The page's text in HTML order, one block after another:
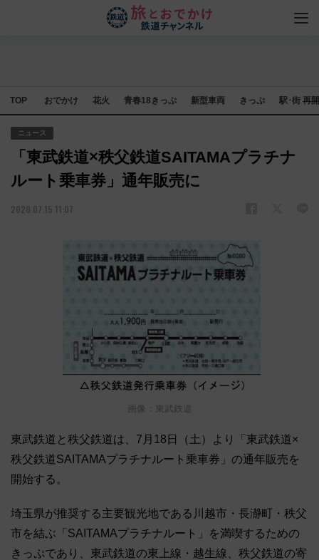
TOP おでかけ 花火 青春18きっぷ 新型車両 きっぷ 駅･街 再
ニュース
「東武鉄道×秩父鉄道SAITAMAプラチナ
ルート乗車券」通年販売に
2020.07.15 11:07
画像：東武鉄道
東武鉄道と秩父鉄道は、7月18日（土）より「東武鉄道×
秩父鉄道SAITAMAプラチナルート乗車券」の通年販売を
開始する。
埼玉県が推奨する主要観光地である川越市・長瀞町・秩父
市を結ぶ「SAITAMAプラチナルート」を満喫するための
きっぷであり、東武鉄道の東上線・越生線、秩父鉄道の寄